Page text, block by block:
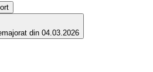
din 04.03.2026